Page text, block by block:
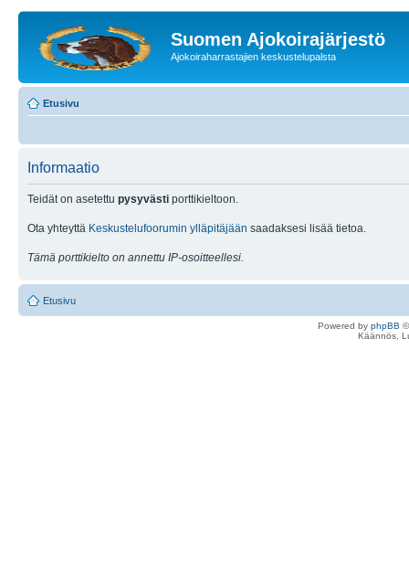
Suomen Ajokoirajärjestö
Ajokoiraharrastajien keskustelupalsta
Etusivu
Informaatio
Teidät on asetettu pysyvästi porttikieltoon.
Ota yhteyttä Keskustelufoorumin ylläpitäjään saadaksesi lisää tietoa.
Tämä porttikielto on annettu IP-osoitteellesi.
Etusivu
Powered by phpBB
Käännös,